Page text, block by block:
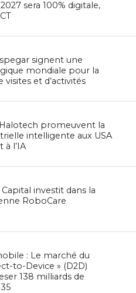
sera 100% digitale,
signent une
mondiale pour la
et d’activités
promeuvent la
intelligente aux USA
à l’IA
Capital investit dans la
RoboCare
: Le marché du
to-Device » (D2D)
138 milliards de